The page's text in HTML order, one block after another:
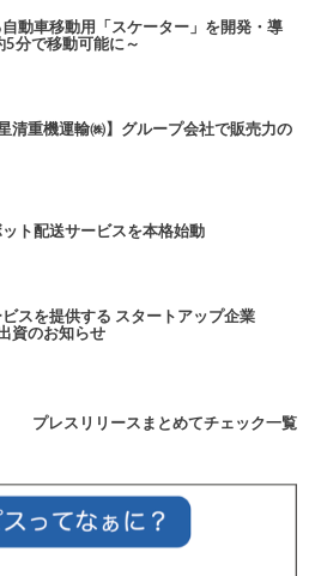
動車移動用「スケーター」を開発・導
分で移動可能に～
清重機運輸㈱】グループ会社で販売力の
ト配送サービスを本格始動
スを提供する スタートアップ企業
資のお知らせ
プレスリリースまとめてチェック一覧